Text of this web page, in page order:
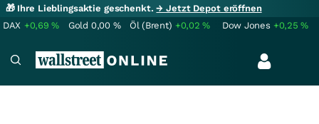
🎁 Ihre Lieblingsaktie geschenkt.→ Jetzt Depot eröffnen
DAX +0,69% Gold 0,00 % Öl (Brent) +0,02% Dow Jones +0,25%